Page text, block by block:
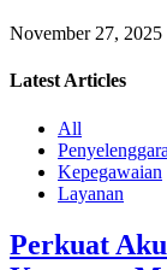
November 27, 2025
Latest Articles
All
Kepegawaian
Layanan
Perkuat